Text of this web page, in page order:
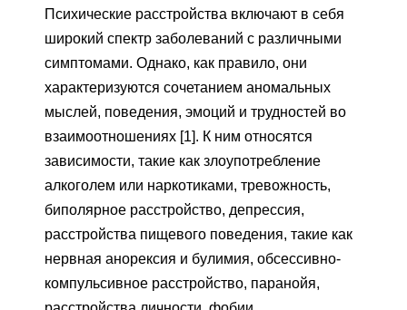
Психические расстройства включают в себя
широкий спектр заболеваний с различными
симптомами. Однако, как правило, они
характеризуются сочетанием аномальных
мыслей, поведения, эмоций и трудностей во
взаимоотношениях [1]. К ним относятся
зависимости, такие как злоупотребление
алкоголем или наркотиками, тревожность,
биполярное расстройство, депрессия,
расстройства пищевого поведения, такие как
нервная анорексия и булимия, обсессивно-
компульсивное расстройство, паранойя,